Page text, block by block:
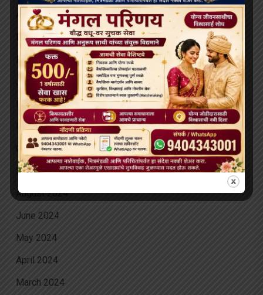
April 2025
March 2025
February 2025
January 2025
December 2024
November 2024
October 2024
September 2024
August 2024
June 2024
May 2024
April 2024
March 2024